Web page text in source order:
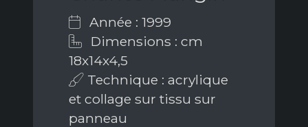
Année : 1999
Dimensions : cm
18x14x4,5
Technique : acrylique
et collage sur tissu sur
panneau